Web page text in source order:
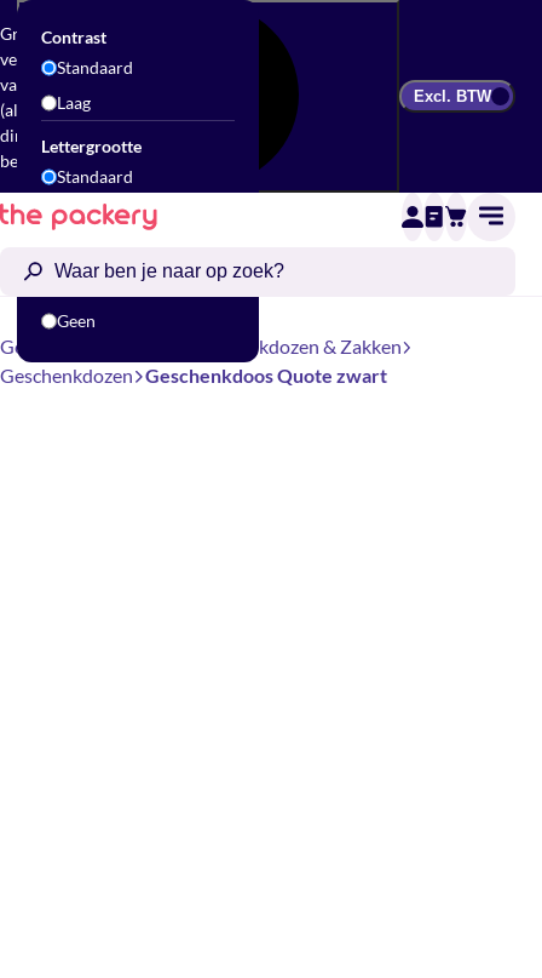
Gratis
verzending
vanaf €300
(alleen bij
directe
bestellingen)
Contrast
Standaard
Laag
Lettergrootte
Standaard
Groot
Geen
Excl. BTW
Geschenkverpakking
Geschenkdozen & Zakken
Geschenkdozen Geschenkdoos Quote zwart